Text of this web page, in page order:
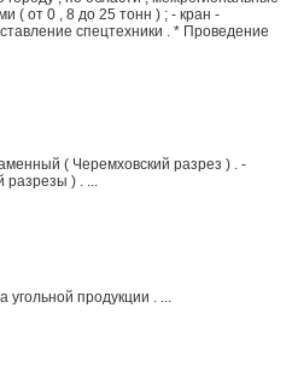
( от 0 , 8 до 25 тонн ) ; - кран -
спецтехники . * Проведение
( Черемховский разрез ) . -
разрезы ) . ...
угольной продукции . ...